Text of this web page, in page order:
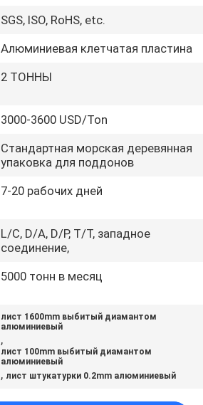
SGS, ISO, RoHS, etc.
Алюминиевая клетчатая пластина
2 ТОННЫ
3000-3600 USD/Ton
Стандартная морская деревянная
упаковка для поддонов
7-20 рабочих дней
L/C, D/A, D/P, T/T, западное
соединение,
5000 тонн в месяц
лист 1600mm выбитый диамантом
алюминиевый
,
лист 100mm выбитый диамантом
алюминиевый
, лист штукатурки 0.2mm алюминиевый